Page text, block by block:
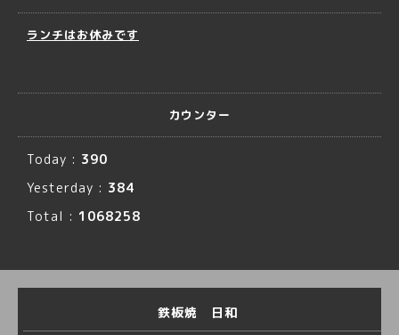
ランチはお休みです
カウンター
Today : 390
Yesterday : 384
Total : 1068258
鉄板焼 日和